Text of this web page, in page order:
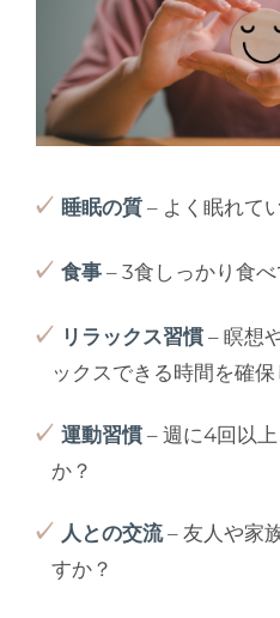
睡眠の質– よく眠れて
食事– 3食しっかり食べ
リラックス習慣– 瞑想
ックスできる時間を確
運動習慣– 週に4回以
か？
人との交流– 友人や家
すか？